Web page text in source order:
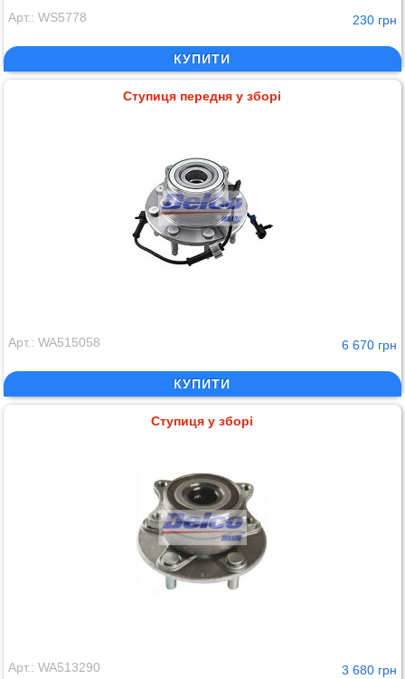
Арт.: WS5778 230 грн
КУПИТИ
Ступиця передня у зборі
Арт.: WA515058 6 670 грн
КУПИТИ
Ступиця у зборі
Арт.: WA513290 3 680 грн